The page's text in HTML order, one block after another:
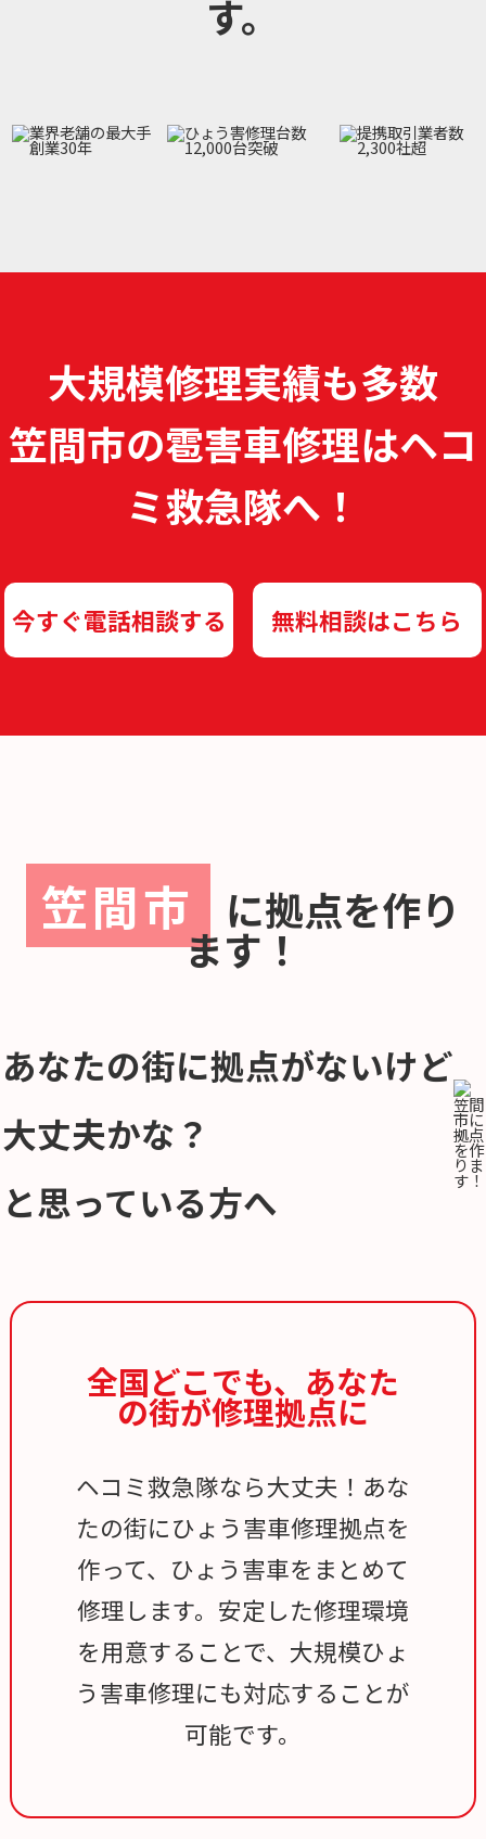
す。
大規模修理実績も多数
笠間市の雹害車修理はヘコ
ミ救急隊へ！
今すぐ電話相談する 無料相談はこちら
笠間市 に拠点を作り
ます！
あなたの街に拠点がないけど
大丈夫かな？
と思っている方へ
全国どこでも、 あなた
の街が修理拠点に
ヘコミ救急隊なら大丈夫！あな
たの街にひょう害車修理拠点を
作って、ひょう害車をまとめて
修理します。安定した修理環境
を用意することで、大規模ひょ
う害車修理にも対応することが
可能です。